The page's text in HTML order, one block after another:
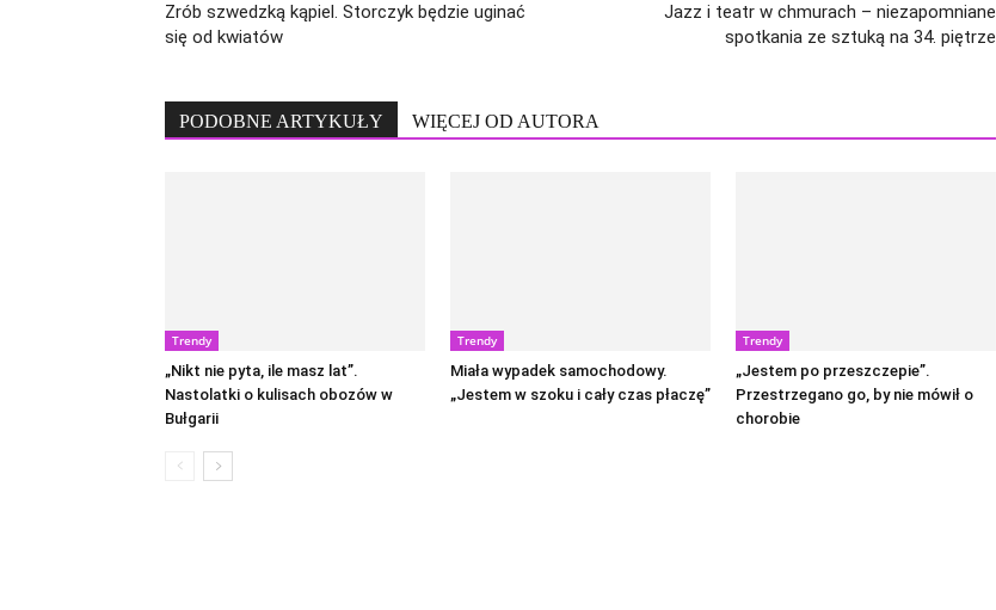
Zrób szwedzką kąpiel. Storczyk będzie uginać
się od kwiatów
Jazz i teatr w chmurach – niezapomniane
spotkania ze sztuką na 34. piętrze
PODOBNE ARTYKUŁY WIĘCEJ OD AUTORA
Trendy
„Nikt nie pyta, ile masz lat”.
Nastolatki o kulisach obozów w
Bułgarii
Trendy
Miała wypadek samochodowy.
„Jestem w szoku i cały czas płaczę”
Trendy
„Jestem po przeszczepie”.
Przestrzegano go, by nie mówił o
chorobie